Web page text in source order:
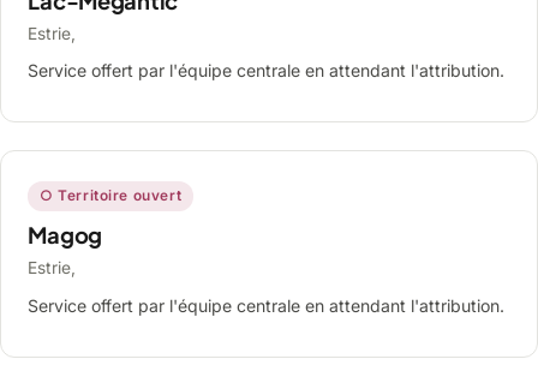
Estrie,
Service offert par l'équipe centrale en attendant l'attribution.
○ Territoire ouvert
Magog
Estrie,
Service offert par l'équipe centrale en attendant l'attribution.